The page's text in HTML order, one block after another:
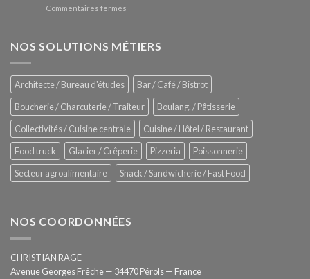
de
Commentaires fermés
Zitrux
–
Hygiène
totale
automatisée
NOS SOLUTIONS MÉTIERS
Architecte / Bureau d'études
Bar / Café / Bistrot
Boucherie / Charcuterie / Traiteur
Boulang. / Pâtisserie
Collectivités / Cuisine centrale
Cuisine / Hôtel / Restaurant
Food truck
Glacier / Crêperie Pizzeria
Poissonnerie
Secteur agroalimentaire
Snack / Sandwicherie / Fast Food
NOS COORDONNÉES
CHRISTIAN RAGE
Avenue Georges Frêche — 34470 Pérols — France